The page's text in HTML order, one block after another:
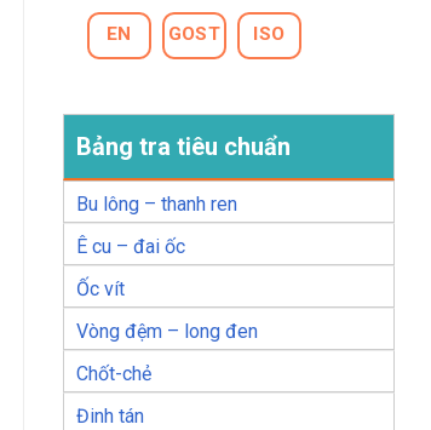
EN GOST ISO
Bảng tra tiêu chuẩn
Bu lông – thanh ren
Ê cu – đai ốc
Ốc vít
Vòng đệm – long đen
Chốt-chẻ
Đinh tán